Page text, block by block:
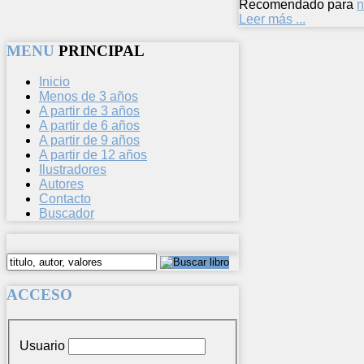
Recomendado para
Leer más ...
MENU PRINCIPAL
Inicio
Menos de 3 años
A partir de 3 años
A partir de 6 años
A partir de 9 años
A partir de 12 años
Ilustradores
Autores
Contacto
Buscador
ACCESO
Usuario